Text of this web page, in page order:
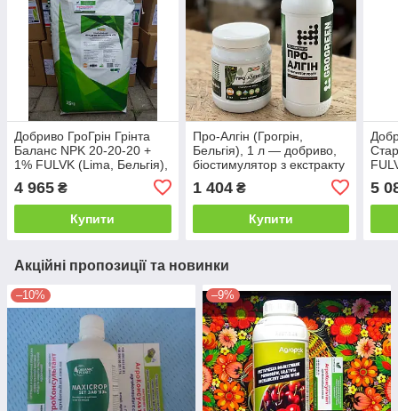
Добриво ГроГрін Грінта
Баланс NPK 20-20-20 +
1% FULVK (Lima, Бельгія),
25 кг — високоефективне
добриво
4 965 ₴
Купити
Про-Алгін (Грогрін,
Бельгія), 1 л — добриво,
біостимулятор з екстракту
морських водоростей, гро
грін проалгін
1 404₴
Купити
5
Акційні пропозиції та новинки
–10% –9%